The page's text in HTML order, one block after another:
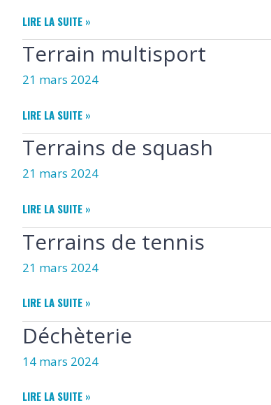
SALLE
DES
FÊTES
LIRE LA SUITE »
Terrain multisport
21 mars 2024
TERRAIN
MULTISPORT
LIRE LA SUITE »
Terrains de squash
21 mars 2024
TERRAINS
SQUASH
LIRE LA SUITE »
Terrains de tennis
21 mars 2024
TERRAINS
TENNIS
LIRE LA SUITE »
Déchèterie
14 mars 2024
DÉCHÈTERIE
LIRE LA SUITE »